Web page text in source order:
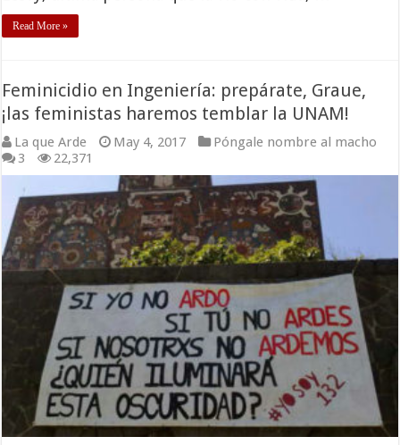
Read More »
Feminicidio en Ingeniería: prepárate, Graue,
¡las feministas haremos temblar la UNAM!
La que Arde May 4, 2017
Póngale nombre al macho
3
22,371